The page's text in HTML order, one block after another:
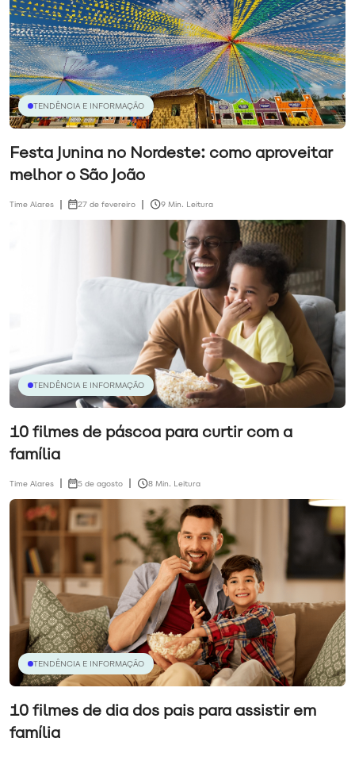
TENDÊNCIA E INFORMAÇÃO
Festa Junina no Nordeste: como aproveitar
melhor o São João
Time Alares 27 de fevereiro 9 Min. Leitura
TENDÊNCIA E INFORMAÇÃO
10 filmes de páscoa para curtir com a
família
Time Alares 5 de agosto 8 Min. Leitura
TENDÊNCIA E INFORMAÇÃO
10 filmes de dia dos pais para assistir em
família